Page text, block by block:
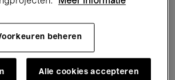
beheren
Alle cookies accepteren